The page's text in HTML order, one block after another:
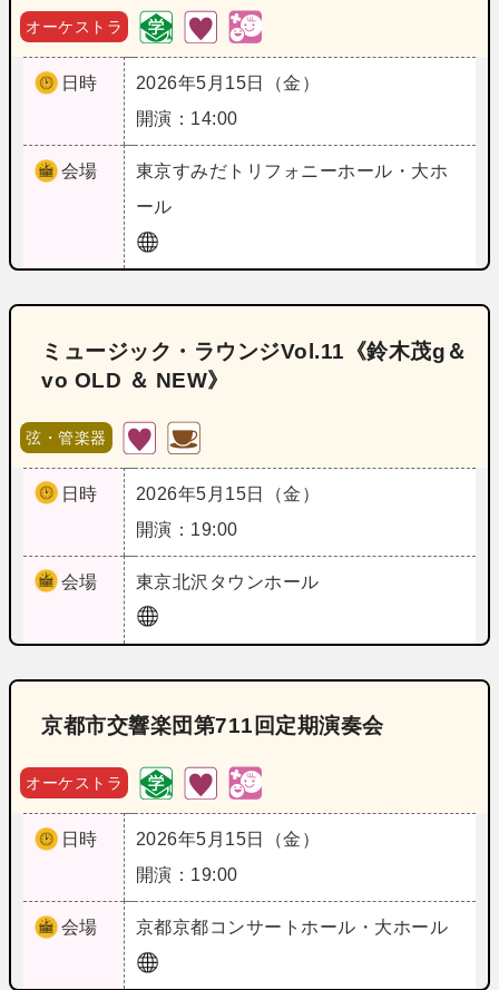
オーケストラ
日時
2026年5月15日（金）
開演：14:00
会場 東京すみだトリフォニーホール・大ホ
ール
ミュージック・ラウンジVol.11《鈴木茂g＆
vo OLD ＆ NEW》
弦・管楽器
日時
2026年5月15日（金）
開演：19:00
会場 東京北沢タウンホール
京都市交響楽団第711回定期演奏会
オーケストラ
日時
2026年5月15日（金）
開演：19:00
会場 京都京都コンサートホール・大ホール